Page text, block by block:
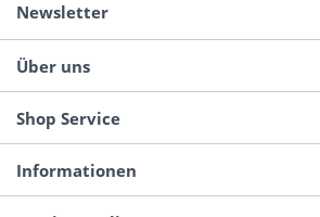
Newsletter
Über uns
Shop Service
Informationen